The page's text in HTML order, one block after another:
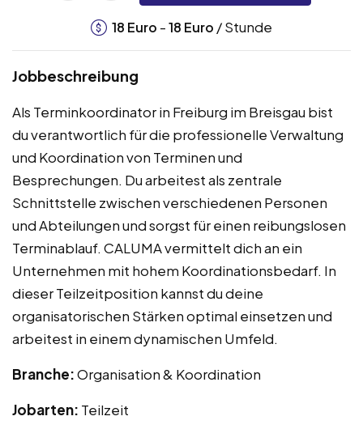
18 Euro -18 Euro / Stunde
Jobbeschreibung
Als Terminkoordinator in Freiburg im Breisgau bist
du verantwortlich für die professionelle Verwaltung
und Koordination von Terminen und
Besprechungen. Du arbeitest als zentrale
Schnittstelle zwischen verschiedenen Personen
und Abteilungen und sorgst für einen reibungslosen
Terminablauf. CALUMA vermittelt dich an ein
Unternehmen mit hohem Koordinationsbedarf. In
dieser Teilzeitposition kannst du deine
organisatorischen Stärken optimal einsetzen und
arbeitest in einem dynamischen Umfeld.
Branche:Organisation & Koordination
Jobarten: Teilzeit